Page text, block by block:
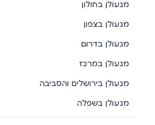
מנעולן בחולון
מנעולן בצפון
מנעולן בדרום
מנעולן במרכז
מנעולן בירושלים והסביבה
מנעולן בשפלה